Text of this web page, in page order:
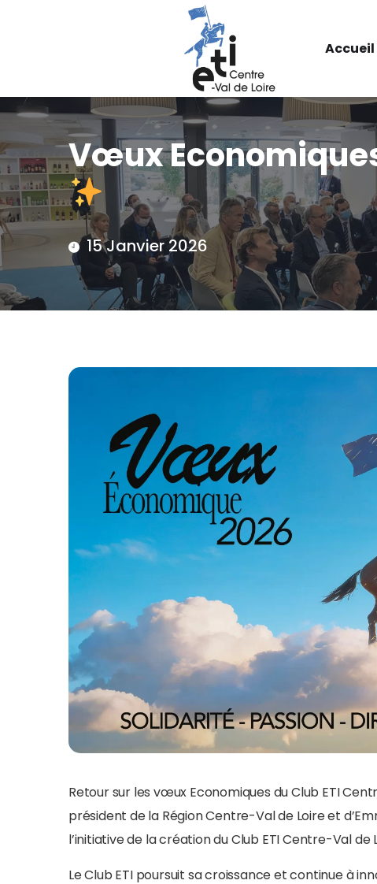
Accueil
Vœux
15 Janvier 2026
Retour sur les vœux Economiques du Club ETI
président de la Région Centre-Val de Loire et
l’initiative de la création du Club ETI Centre-Val de
Le Club ETI poursuit sa croissance et continue à